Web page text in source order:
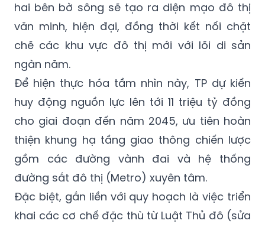
trung tâm hội tụ của các hoạt động văn
hóa, kinh tế và giải trí; việc phát triển hài hòa
hai bên bờ sông sẽ tạo ra diện mạo đô thị
văn minh, hiện đại, đồng thời kết nối chặt
chẽ các khu vực đô thị mới với lõi di sản
ngàn năm.
Để hiện thực hóa tầm nhìn này, TP dự kiến
huy động nguồn lực lên tới 11 triệu tỷ đồng
cho giai đoạn đến năm 2045, ưu tiên hoàn
thiện khung hạ tầng giao thông chiến lược
gồm các đường vành đai và hệ thống
đường sắt đô thị (Metro) xuyên tâm.